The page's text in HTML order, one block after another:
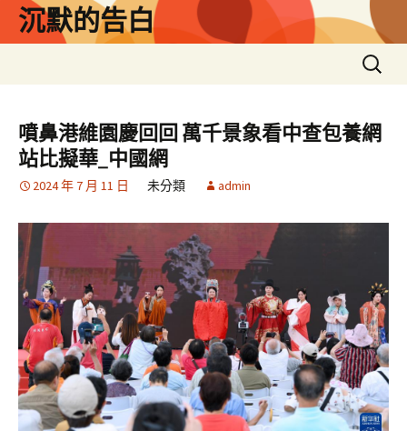
沉默的告白
搜
尋
鍵
字:
噴鼻港維園慶回回 萬千景象看中查包養網
站比擬華_中國網
2024 年 7 月 11 日 未分類 admin